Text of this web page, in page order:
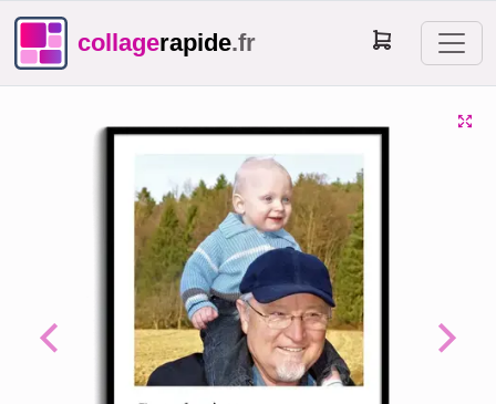
collagerapide.fr
Previous Next